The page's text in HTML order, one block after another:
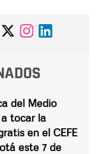
del Medio
tocar la
en el CEFE
este 7 de